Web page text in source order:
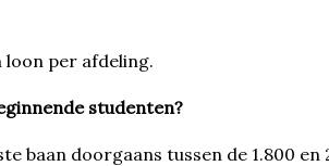
loon per afdeling.
studenten?
baan doorgaans tussen de 1.800 en